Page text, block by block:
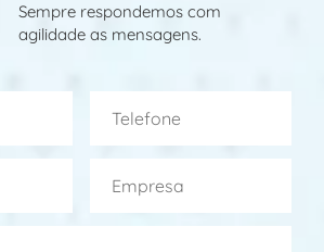
Sempre respondemos com
agilidade as mensagens.